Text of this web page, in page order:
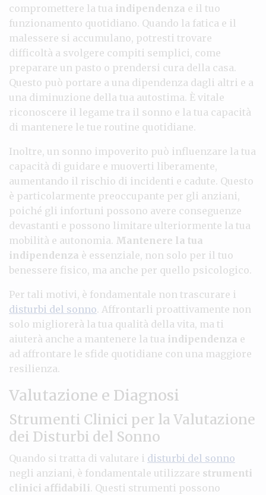
compromettere la tua indipendenza e il tuo
funzionamento quotidiano. Quando la fatica e il
malessere si accumulano, potresti trovare
difficoltà a svolgere compiti semplici, come
preparare un pasto o prendersi cura della casa.
Questo può portare a una dipendenza dagli altri e a
una diminuzione della tua autostima. È vitale
riconoscere il legame tra il sonno e la tua capacità
di mantenere le tue routine quotidiane.
Inoltre, un sonno impoverito può influenzare la tua
capacità di guidare e muoverti liberamente,
aumentando il rischio di incidenti e cadute. Questo
è particolarmente preoccupante per gli anziani,
poiché gli infortuni possono avere conseguenze
devastanti e possono limitare ulteriormente la tua
mobilità e autonomia. Mantenere la tua
indipendenza è essenziale, non solo per il tuo
benessere fisico, ma anche per quello psicologico.
Per tali motivi, è fondamentale non trascurare i
disturbi del sonno. Affrontarli proattivamente non
solo migliorerà la tua qualità della vita, ma ti
aiuterà anche a mantenere la tua indipendenza e
ad affrontare le sfide quotidiane con una maggiore
resilienza.
Valutazione e Diagnosi
Strumenti Clinici per la Valutazione
dei Disturbi del Sonno
Quando si tratta di valutare i disturbi del sonno
negli anziani, è fondamentale utilizzare strumenti
clinici affidabili. Questi strumenti possono